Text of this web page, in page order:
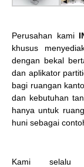
Perusahan kami
khusus
dengan bekal
dan aplikator
bagi ruangan
dan kebutuhan
hanya untuk
huni sebagai
Kami selalu